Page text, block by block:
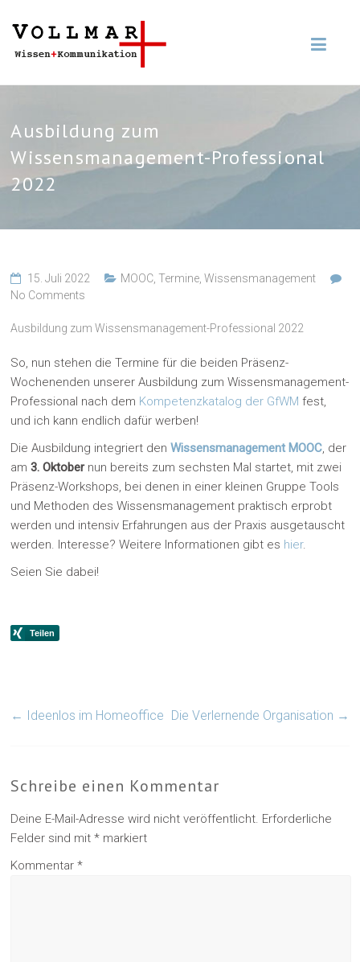
Ausbildung zum
Wissensmanagement-Professional
2022
15. Juli 2022 MOOC ,Termine ,Wissensmanagement
No Comments
Ausbildung zum Wissensmanagement-Professional 2022
So, nun stehen die Termine für die beiden Präsenz-
Wochenenden unserer Ausbildung zum Wissensmanagement-
Professional nach dem Kompetenzkatalog der GfWM fest,
und ich kann endlich dafür werben!
Die Ausbildung integriert denWissensmanagement MOOC, der
am3. Oktobernun bereits zum sechsten Mal startet, mit zwei
Präsenz-Workshops, bei denen in einer kleinen Gruppe Tools
und Methoden des Wissensmanagement praktisch erprobt
werden und intensiv Erfahrungen aus der Praxis ausgetauscht
werden. Interesse? Weitere Informationen gibt es hier.
Seien Sie dabei!
← Ideenlos im Homeoffice Die Verlernende Organisation →
Schreibe einen Kommentar
Deine E-Mail-Adresse wird nicht veröffentlicht. Erforderliche
Felder sind mit* markiert
Kommentar*